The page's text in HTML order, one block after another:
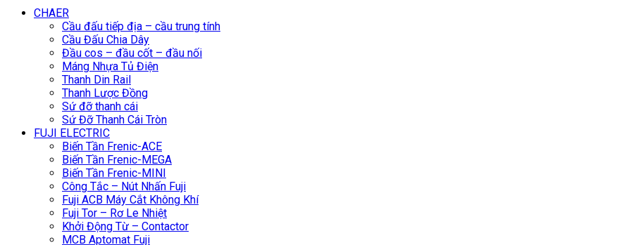
CHAER
Cầu đấu tiếp địa – cầu trung tính
Cầu Đấu Chia Dây
Đầu cos – đầu cốt – đầu nối
Máng Nhựa Tủ Điện
Thanh Din Rail
Thanh Lược Đồng
Sứ đỡ thanh cái
Sứ Đỡ Thanh Cái Tròn
FUJI ELECTRIC
Biến Tần Frenic-ACE
Biến Tần Frenic-MEGA
Biến Tần Frenic-MINI
Công Tắc – Nút Nhấn Fuji
Fuji ACB Máy Cắt Không Khí
Fuji Tor – Rơ Le Nhiệt
Khởi Động Từ – Contactor
MCB Aptomat Fuji